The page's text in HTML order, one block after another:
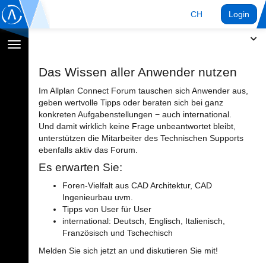
CH Login
Navigation
Das Wissen aller Anwender nutzen
Im Allplan Connect Forum tauschen sich Anwender aus,
geben wertvolle Tipps oder beraten sich bei ganz
konkreten Aufgabenstellungen − auch international.
Und damit wirklich keine Frage unbeantwortet bleibt,
unterstützen die Mitarbeiter des Technischen Supports
ebenfalls aktiv das Forum.
Es erwarten Sie:
Foren-Vielfalt aus CAD Architektur, CAD
Ingenieurbau uvm.
Tipps von User für User
international: Deutsch, Englisch, Italienisch,
Französisch und Tschechisch
Melden Sie sich jetzt an und diskutieren Sie mit!